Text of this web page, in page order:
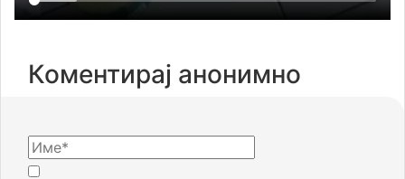
Коментирај анонимно